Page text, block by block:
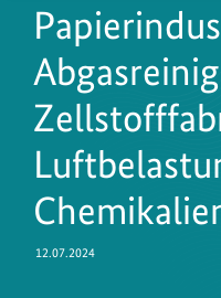
Umwelt,
Klimaschutz,
Naturschutz
und
nukleare
Sicherheit
12.07.2024